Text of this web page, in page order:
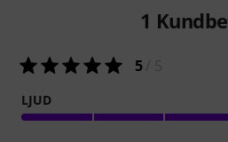
1
5/ 5
LJUD